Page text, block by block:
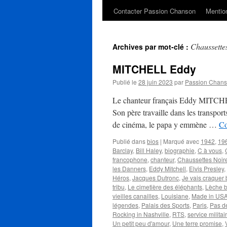
Contacter Passion Chanson
Archives par mot-clé :
MITCHELL Eddy
Publié le 28 juin 2023 par Passion
Le chanteur français Eddy
Son père travaille dans les
de cinéma, le papa y emmène …
Publié dansbios | Marqué avec 1942,
Barclay, Bill Haley, biographie, C à vous,
francophone, chanteur, Chaussettes
les Danners, Eddy Mitchell, Elvis Presley,
Héros, Jacques Dutronc, Je vais craquer
tribu, Le cimetière des éléphants, Lèche
vieilles canailles, Louisiane, Made in
légendes, Palais des Sports, Paris, Pas
Rocking in Nashville, RTS, service
Un petit peu d'amour, Une terre promise,